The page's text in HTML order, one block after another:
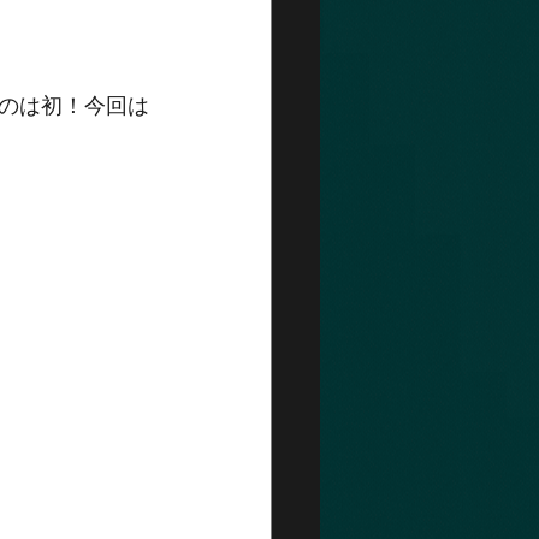
は初！今回は